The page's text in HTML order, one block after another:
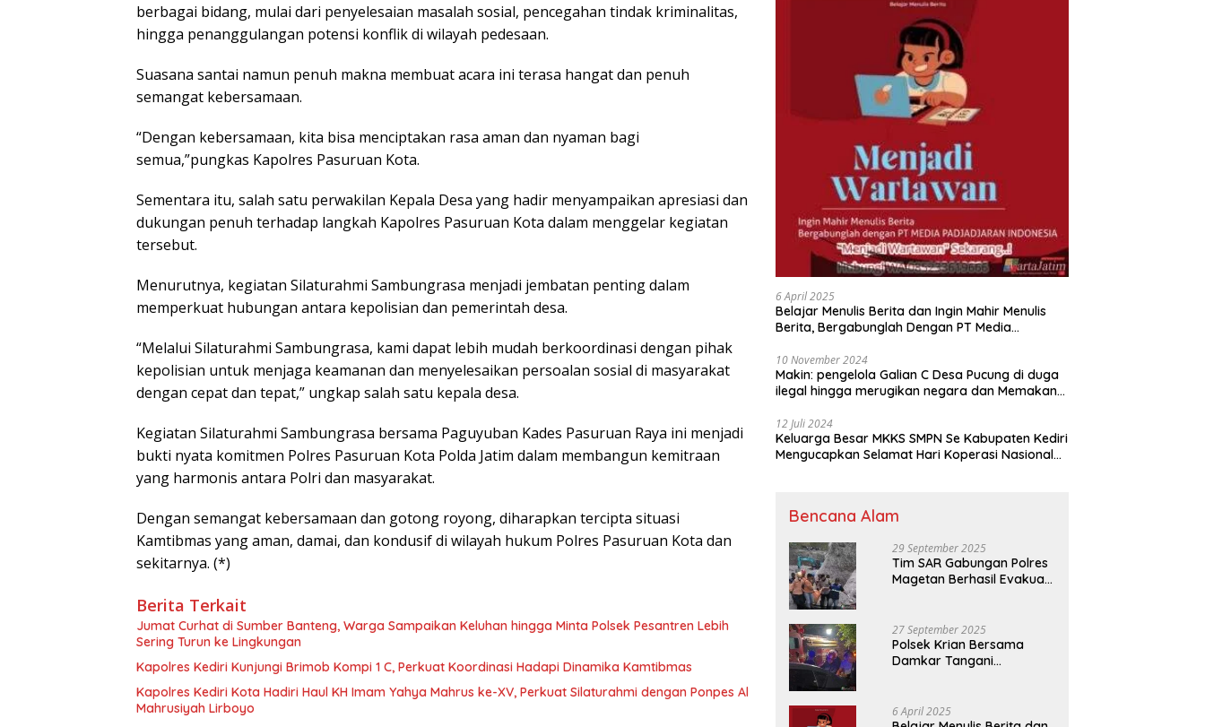
berbagai bidang, mulai dari penyelesaian masalah sosial, pencegahan tindak kriminalitas,
hingga penanggulangan potensi konflik di wilayah pedesaan.
Suasana santai namun penuh makna membuat acara ini terasa hangat dan penuh
semangat kebersamaan.
“Dengan kebersamaan, kita bisa menciptakan rasa aman dan nyaman bagi
semua,”pungkas Kapolres Pasuruan Kota.
Sementara itu, salah satu perwakilan Kepala Desa yang hadir menyampaikan apresiasi dan
dukungan penuh terhadap langkah Kapolres Pasuruan Kota dalam menggelar kegiatan
tersebut.
Menurutnya, kegiatan Silaturahmi Sambungrasa menjadi jembatan penting dalam
memperkuat hubungan antara kepolisian dan pemerintah desa.
“Melalui Silaturahmi Sambungrasa, kami dapat lebih mudah berkoordinasi dengan pihak
kepolisian untuk menjaga keamanan dan menyelesaikan persoalan sosial di masyarakat
dengan cepat dan tepat,” ungkap salah satu kepala desa.
Kegiatan Silaturahmi Sambungrasa bersama Paguyuban Kades Pasuruan Raya ini menjadi
bukti nyata komitmen Polres Pasuruan Kota Polda Jatim dalam membangun kemitraan
yang harmonis antara Polri dan masyarakat.
Dengan semangat kebersamaan dan gotong royong, diharapkan tercipta situasi
Kamtibmas yang aman, damai, dan kondusif di wilayah hukum Polres Pasuruan Kota dan
sekitarnya. (*)
Berita Terkait
Jumat Curhat di Sumber Banteng, Warga Sampaikan Keluhan hingga Minta Polsek Pesantren Lebih
Sering Turun ke Lingkungan
Kapolres Kediri Kunjungi Brimob Kompi 1 C, Perkuat Koordinasi Hadapi Dinamika Kamtibmas
Kapolres Kediri Kota Hadiri Haul KH Imam Yahya Mahrus ke-XV, Perkuat Silaturahmi dengan Ponpes Al
Mahrusiyah Lirboyo
6 April 2025
Belajar Menulis Berita dan Ingin Mahir Menulis
Berita, Bergabunglah Dengan PT Media
10 November 2024
Makin: pengelola Galian C Desa Pucung di duga
ilegal hingga merugikan negara dan Memakan
12 Juli 2024
Keluarga Besar MKKS SMPN Se Kabupaten Kediri
Mengucapkan Selamat Hari Koperasi Nasional
Bencana Alam
29 September 2025
Tim SAR Gabungan Polres
Magetan Berhasil Evakuasi
27 September 2025
Polsek Krian Bersama
Damkar Tangani
Cluster Lotus
6 April 2025